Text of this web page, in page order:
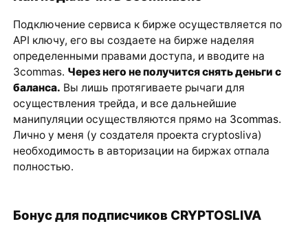
Подключение сервиса к бирже осуществляется по
API ключу, его вы создаете на бирже наделяя
определенными правами доступа, и вводите на
3commas. Через него не получится снять деньги с
баланса. Вы лишь протягиваете рычаги для
осуществления трейда, и все дальнейшие
манипуляции осуществляются прямо на 3commas.
Лично у меня (у создателя проекта cryptosliva)
необходимость в авторизации на биржах отпала
полностью.
Бонус для подписчиков CRYPTOSLIVA